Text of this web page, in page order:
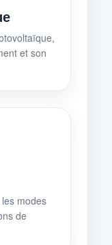
et son
modes
de